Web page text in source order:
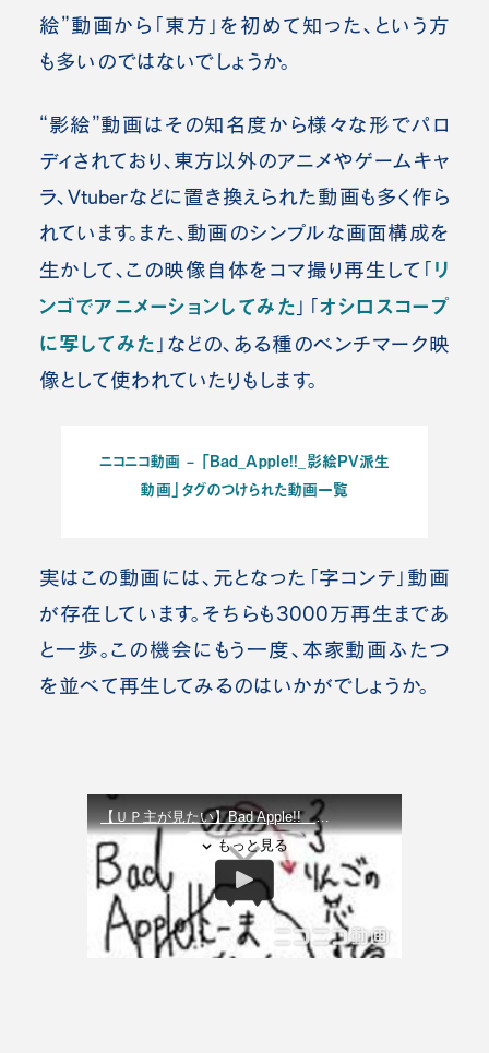
絵”動画から「東方」を初めて知った、という方
も多いのではないでしょうか。
“影絵”動画はその知名度から様々な形でパロ
ディされており、東方以外のアニメやゲームキャ
ラ、Vtuberなどに置き換えられた動画も多く作ら
れています。また、動画のシンプルな画面構成を
生かして、この映像自体をコマ撮り再生して「 リ
ンゴでアニメーションしてみた 」「オシロスコープ
に写してみた 」などの、ある種のベンチマーク映
像として使われていたりもします。
ニコニコ動画 – 「Bad_Apple!!_影絵PV派生
動画」タグのつけられた動画一覧
実はこの動画には、元となった「字コンテ」動画
が存在しています。そちらも3000万再生まであ
と一歩。この機会にもう一度、本家動画ふたつ
を並べて再生してみるのはいかがでしょうか。